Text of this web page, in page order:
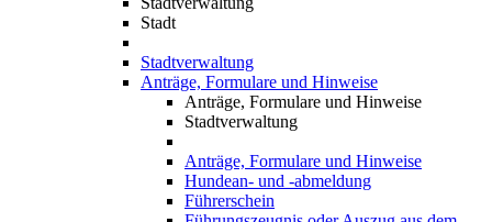
Stadt
Stadtverwaltung
Anträge, Formulare und Hinweise
Anträge, Formulare und Hinweise
Stadtverwaltung
Anträge, Formulare und Hinweise
Hundean- und -abmeldung
Führerschein